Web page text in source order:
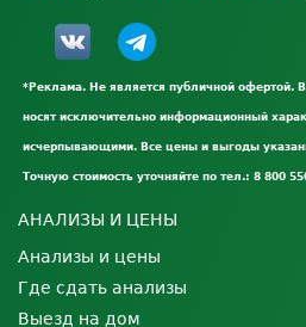
*Реклама. Не является публичной офертой.
носят исключительно информационный
исчерпывающими. Все цены и выгоды
Точную стоимость уточняйте по тел.: 8 800
АНАЛИЗЫ И ЦЕНЫ
Анализы и цены
Где сдать анализы
Выезд на дом